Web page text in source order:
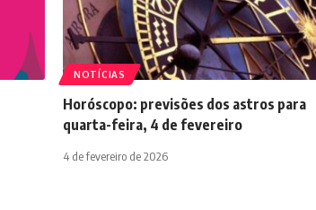
NOTÍCIAS
Horóscopo: previsões dos astros para
quarta-feira, 4 de fevereiro
4 de fevereiro de 2026